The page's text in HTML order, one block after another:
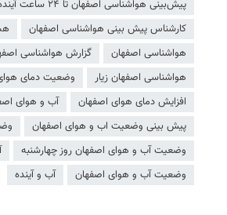
پیش‌بینی هواشناسی اصفهان تا ۲۴ ساعت آینده
کارشناس پیش بینی هواشناسی اصفهان
هواشناسی اصفهان
گزارش هواشناسی
هواشناسی اصفهان زیار
وضعیت دمای
افزایش دمای هوای اصفهان
آب و هوای
پیش بینی وضعیت اب و هوای اصفهان
وضعیت آب و هوای اصفهان روز چهارشنبه
وضعیت آب و هوای اصفهان
آب و آینده